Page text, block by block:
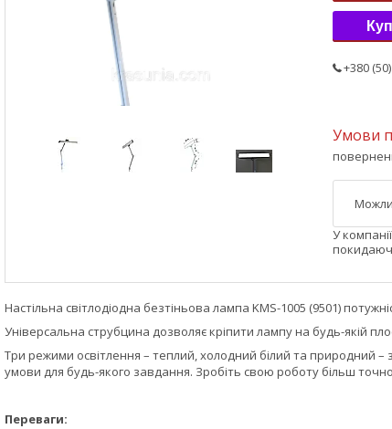
+380
У
Настільна світлодіодна безтіньова лампа KMS-1005 (9501)
Універсальна струбцина дозволяє кріпити лампу на будь-якій
Три режими освітлення – теплий, холодний білий та природний
умови для будь-якого завдання. Зробіть свою роботу більш
Переваги: